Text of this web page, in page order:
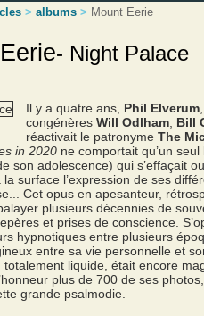
> albums > Mount Eerie
- Night Palace
Il y a quatre ans, Phil Elverum
congénères Will Odlham Bill
réactivait le patronyme The
in 2020 ne comportait qu’un
son adolescence) qui s’effaçait
surface l’expression de ses
Cet opus en apesanteur,
plusieurs décennies de
et prises de conscience.
hypnotiques entre plusieurs
entre sa vie personnelle et
, totalement liquide, était encore
plus de 700 de ses
grande psalmodie.